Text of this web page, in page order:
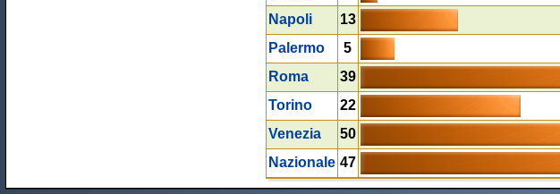
Napoli
13
Palermo
5
Roma
39
Torino
22
Venezia
50
Nazionale 47